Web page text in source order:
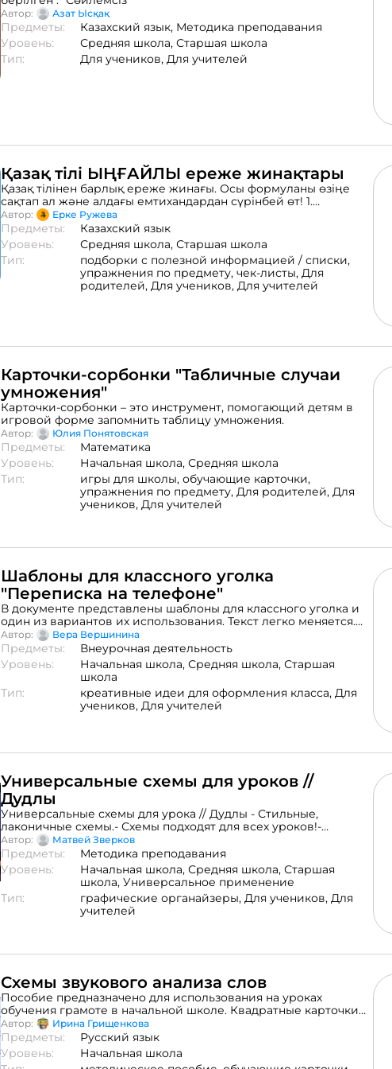
Автор: Азат Ысқақ
Предметы: Казахский язык, Методика преподавания
Уровень:
Средняя школа, Старшая школа
Тип:
Для учеников, Для учителей
Қазақ тілі ЫҢҒАЙЛЫ ереже жинақтары
Қазақ тілінен барлық ереже жинағы. Осы формуланы өзіңе
сақтап ал және алдағы емтихандардан сүрінбей өт! 1.
Фонетика (дыбыс, буын, үндестік заңы) 2. Морфология
(қосымша, күрделі сөз) 3. Лексика (сөз таптары, етістік
жұрнақтары, түрленуі, жалпы лексика, кәсіби сөздер жинағы)
4. Синтаксис (сөздің байланысуы, сөйлем мүшелері, жай
сөйлем түрлері) 5.
Автор: Ерке Ружева
Предметы:
Казахский язык
Уровень:
Средняя школа, Старшая школа
Тип:
подборки с полезной информацией / списки,
упражнения по предмету, чек-листы, Для
родителей, Для учеников, Для учителей
Карточки-сорбонки "Табличные случаи
умножения"
Карточки-сорбонки – это инструмент, помогающий детям в
игровой форме запомнить таблицу умножения.
Автор: Юлия Понятовская
Предметы:
Математика
Уровень:
Начальная школа, Средняя школа
Тип:
игры для школы, обучающие карточки,
упражнения по предмету, Для родителей, Для
учеников, Для учителей
Шаблоны для классного уголка
"Переписка на телефоне"
В документе представлены шаблоны для классного уголка и
один из вариантов их использования. Текст легко меняется.
Шаблоны можно использовать и в учебном процессе. Формат:
PDF, Word Количество страниц: 5
Автор: Вера Вершинина
Предметы:
Внеурочная деятельность
Уровень:
Начальная школа, Средняя школа, Старшая
школа
Тип:
креативные идеи для оформления класса, Для
учеников, Для учителей
Универсальные схемы для уроков //
Дудлы
Универсальные схемы для урока // Дудлы - Стильные,
лаконичные схемы.- Схемы подходят для всех уроков!-
Ученики (студенты) могут заполнять схемы-шаблоны во время
занятия, после прочтения главы учебника или статьи на сайте,
дома.- Этот вид работы легко реализовать в классе.-
Наглядные схемы легче изучать, усваивать. В комплект
входит 10 разных схем.
Автор: Матвей Зверков
Предметы:
Методика преподавания
Уровень:
Начальная школа, Средняя школа, Старшая
школа, Универсальное применение
Тип:
графические органайзеры, Для учеников, Для
учителей
Схемы звукового анализа слов
Пособие предназначено для использования на уроках
обучения грамоте в начальной школе. Квадратные карточки
обозначают отдельную букву, а прямоугольные – слог. Для
обозначения звуков использовано традиционное цветовое
кодирование (гласный звук обозначается красным цветом,
твердый согласный – синим, мягкий согласный – зеленым).
Автор: Ирина Грищенкова
Предметы:
Русский язык
Уровень:
Начальная школа